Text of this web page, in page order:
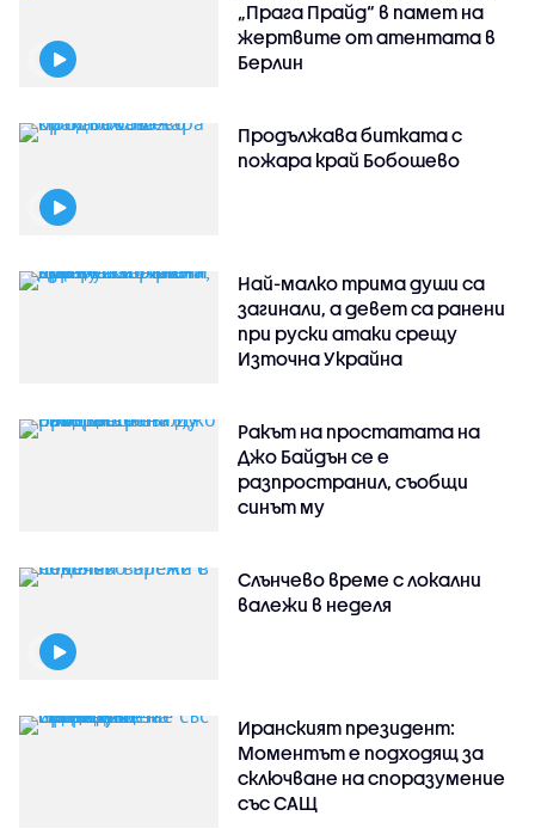
„Прага Прайд“ в памет на
жертвите от атентата в
Берлин
Продължава битката с
пожара край Бобошево
Най-малко трима души са
загинали, а девет са ранени
при руски атаки срещу
Източна Украйна
Ракът на простатата на
Джо Байдън се е
разпространил, съобщи
синът му
Слънчево време с локални
валежи в неделя
Иранският президент:
Моментът е подходящ за
сключване на споразумение
със САЩ